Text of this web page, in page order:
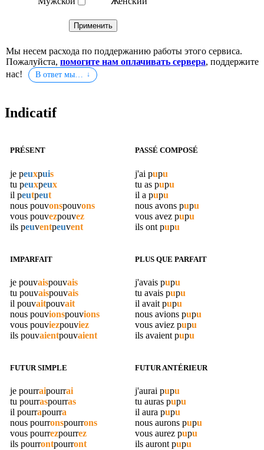
Мы несем расхода по поддержанию работы этого сервиса.
Пожалуйста, помогите нам оплачивать сервера, поддержите
нас!
В ответ мы…
Indicatif
PRÉSENT
je peuxpuis
tu peuxpeux
il peutpeut
nous pouvonspouvons
vous pouvezpouvez
ils peuventpeuvent
PASSÉ COMPOSÉ
j'ai pupu
tu as pupu
il a pupu
nous avons pupu
vous avez pupu
ils ont pupu
IMPARFAIT
je pouvaispouvais
tu pouvaispouvais
il pouvaitpouvait
nous pouvionspouvions
vous pouviezpouviez
ils pouvaientpouvaient
PLUS QUE PARFAIT
j'avais pupu
tu avais pupu
il avait pupu
nous avions pupu
vous aviez pupu
ils avaient pupu
FUTUR SIMPLE
je pourraipourrai
tu pourraspourras
il pourrapourra
nous pourronspourrons
vous pourrezpourrez
ils pourrontpourront
FUTUR ANTÉRIEUR
j'aurai pupu
tu auras pupu
il aura pupu
nous aurons pupu
vous aurez pupu
ils auront pupu